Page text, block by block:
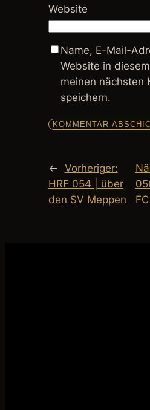
Website
Name, E-Mail-
Website in
meinen nächsten
speichern.
←
Vorheriger:
HRF 054 | über
den SV Meppen